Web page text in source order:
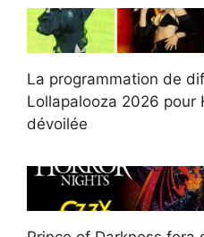
La programmation de
Lollapalooza 2026 pour
dévoilée